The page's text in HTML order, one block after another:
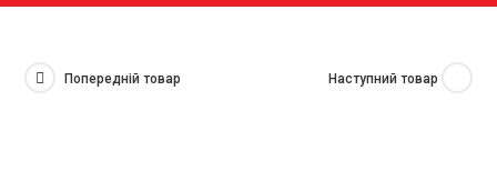
Попередній товар Наступний товар